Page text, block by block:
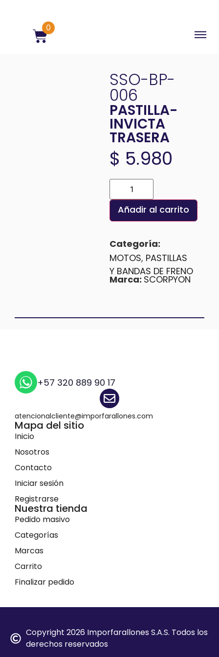
0
SSO-BP-
006
PASTILLA-
INVICTA
TRASERA
$ 5.980
Añadir al carrito
Categoría:
MOTOS, PASTILLAS
Y BANDAS DE FRENO
Marca: SCORPYON
+57 320 889 90 17
atencionalcliente@imporfarallones.com
Mapa del sitio
Inicio
Nosotros
Contacto
Iniciar sesión
Registrarse
Nuestra tienda
Pedido masivo
Categorías
Marcas
Carrito
Finalizar pedido
Copyright 2026 Imporfarallones S.A.S. Todos los
derechos reservados